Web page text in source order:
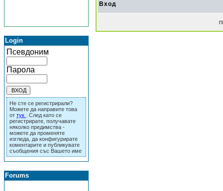
Login
Псевдоним
Парола
Не сте се регистрирали?
Можете да направите това
от тук
. След като се
регистрирате, получавате
няколко предимства -
можете да променяте
изгледа, да конфигурирате
коментарите и публикувате
съобщения със Вашето име
Forums
Вход